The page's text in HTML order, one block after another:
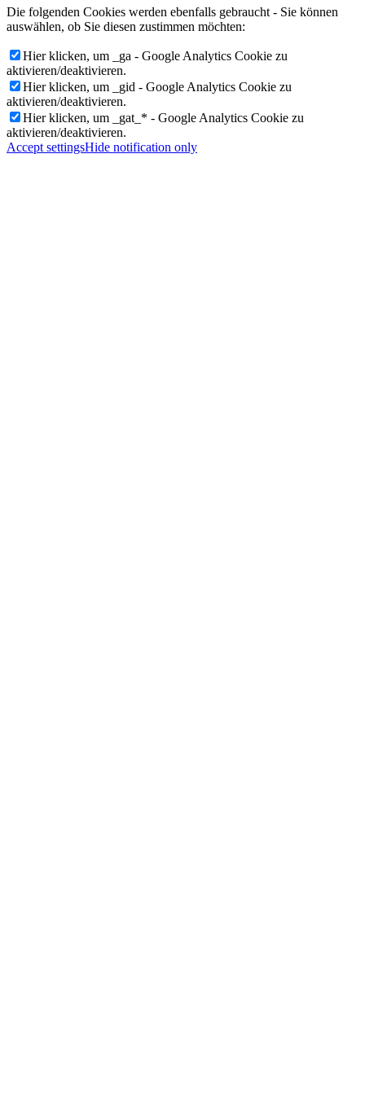
Die folgenden Cookies werden ebenfalls gebraucht - Sie können
auswählen, ob Sie diesen zustimmen möchten:
Hier klicken, um _ga - Google Analytics Cookie zu
aktivieren/deaktivieren.
Hier klicken, um _gid - Google Analytics Cookie zu
aktivieren/deaktivieren.
Hier klicken, um _gat_* - Google Analytics Cookie zu
aktivieren/deaktivieren.
Accept settingsHide notification only